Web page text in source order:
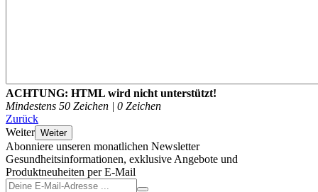
ACHTUNG: HTML wird nicht unterstützt!
Mindestens 50 Zeichen | 0 Zeichen
Zurück
Weiter Weiter
Abonniere unseren monatlichen Newsletter
Gesundheitsinformationen, exklusive Angebote und
Produktneuheiten per E-Mail